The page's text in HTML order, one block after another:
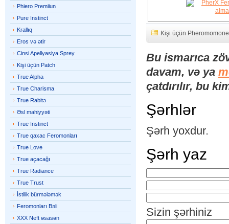
Kişi üçün
Bu ismarıca
davam, və ya
çatdırılır, bu
Şərhlər
Şərh yoxdur.
Şərh yaz
Sizin şərhiniz
Phiero Premiiun
Pure Instinct
Krallıq
Eros və ətir
Cinsi Apellyasiya Sprey
Kişi üçün Patch
True Alpha
True Charisma
True Rabitə
Əsl mahiyyəti
True Instinct
True qaxac Feromonları
True Love
True açacağı
True Radiance
True Trust
İstilik bürmələmək
Feromonları Bəli
XXX Neft əsasən